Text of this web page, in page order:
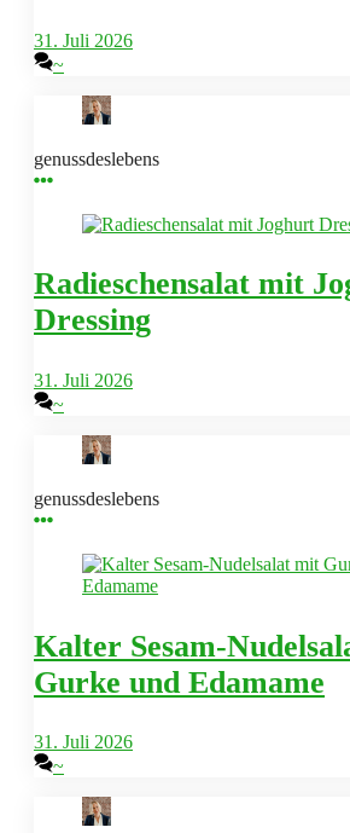
31. Juli 2026
~
genussdeslebens
Radieschensalat mit
Dressing
31. Juli 2026
~
genussdeslebens
Kalter Sesam-
Gurke und Edamame
31. Juli 2026
~